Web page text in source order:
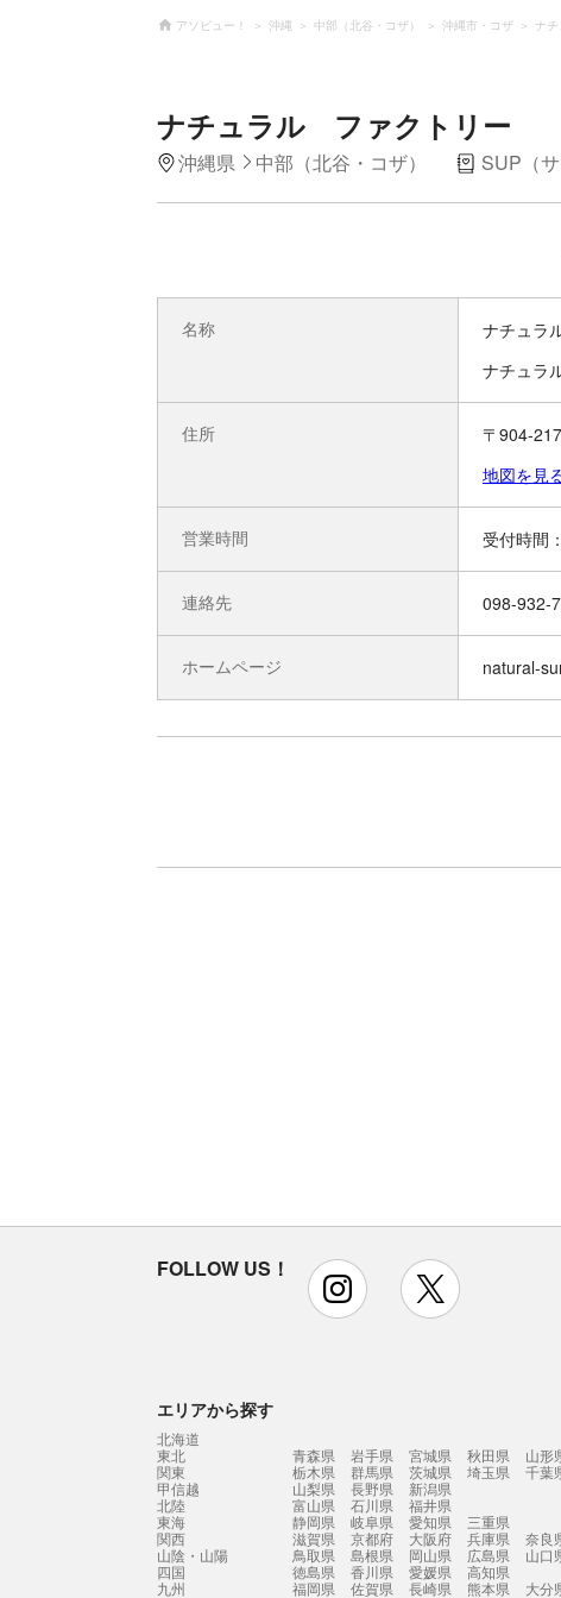
アソビュー！ 沖縄 中部（北谷・コザ） 沖縄市・コザ ナ
ナチュラル ファクトリー
沖縄県 中部（北谷・コザ） SUP（サ
名称
ナチュラ
ナチュラ
住所
〒904-
地図を見
営業時間
連絡先 098-932-
ホームページ natural-
FOLLOW US！ instagram
エリアから探す
北海道
東北
青森県 岩手県 宮城県 秋田県 山形
関東
栃木県 群馬県 茨城県 埼玉県 千葉
甲信越
山梨県 長野県
新潟県
北陸
富山県 石川県
福井県
東海
静岡県 岐阜県 愛知県
三重県
関西
滋賀県 京都府 大阪府 兵庫県 奈良
山陰・山陽
鳥取県 島根県 岡山県 広島県
山口
四国
徳島県 香川県 愛媛県
高知県
九州
福岡県 佐賀県 長崎県 熊本県 大分